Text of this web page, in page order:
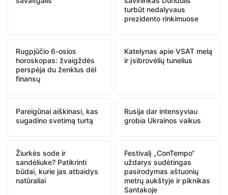
turbūt nedalyvaus
prezidento rinkimuose
Rugpjūčio 6-osios
horoskopas: žvaigždės
perspėja du ženklus dėl
finansų
Katelynas apie VSAT melą
ir įsibrovėlių tunelius
Pareigūnai aiškinasi, kas
sugadino svetimą turtą
Rusija dar intensyviau
grobia Ukrainos vaikus
Žiurkės sode ir
sandėliuke? Patikrinti
būdai, kurie jas atbaidys
natūraliai
Festivalį „ConTempo“
uždarys sudėtingas
pasirodymas aštuonių
metrų aukštyje ir piknikas
Santakoje